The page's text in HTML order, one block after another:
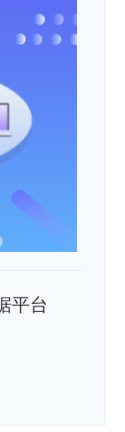
平台